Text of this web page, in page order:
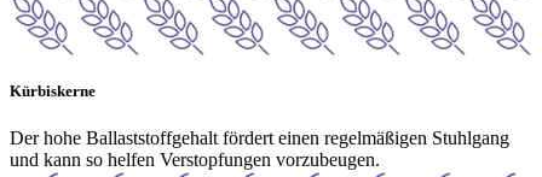
Kürbiskerne
Der hohe Ballaststoffgehalt fördert einen regelmäßigen Stuhlgang
und kann so helfen Verstopfungen vorzubeugen.